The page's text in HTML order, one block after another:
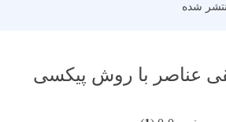
شده
عناصر با روش پیکسی